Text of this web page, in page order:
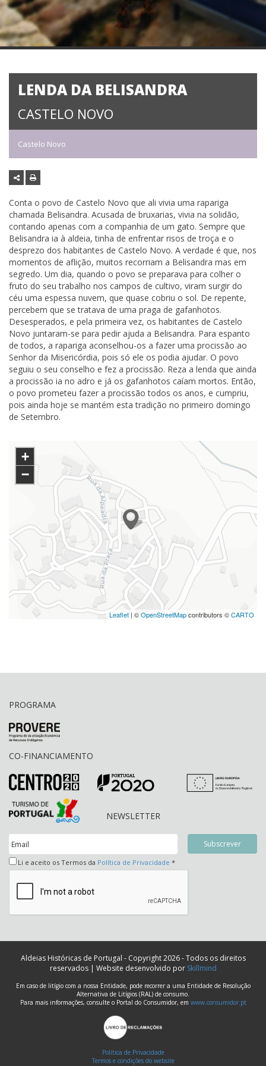
LENDA DA BELISANDRA
CASTELO NOVO
Castelo Novo
Conta o povo de Castelo Novo que ali vivia uma rapariga
chamada Belisandra. Acusada de bruxarias, vivia na solidão,
contando apenas com a companhia de um gato. Sempre que
Belisandra ia à aldeia, tinha de enfrentar risos de troça e o
desprezo dos habitantes de Castelo Novo. A verdade é que, nos
momentos de aflição, muitos recorriam a Belisandra mas em
segredo. Um dia, quando o povo se preparava para colher o
fruto do seu trabalho nos campos de cultivo, viram surgir do
céu uma espessa nuvem, que quase cobriu o sol. De repente,
percebem que se tratava de uma praga de gafanhotos.
Desesperados, e pela primeira vez, os habitantes de Castelo
Novo juntaram-se para pedir ajuda a Belisandra. Para espanto
de todos, a rapariga aconselhou-os a fazer uma procissão ao
Senhor da Misericórdia, pois só ele os podia ajudar. O povo
seguiu o seu conselho e fez a procissão. Reza a lenda que ainda
a procissão ia no adro e já os gafanhotos caíam mortos. Então,
o povo prometeu fazer a procissão todos os anos, e cumpriu,
pois ainda hoje se mantém esta tradição no primeiro domingo
de Setembro.
+
−
Leaflet | ©OpenStreetMapcontributors ©CARTO
PROGRAMA
CO-FINANCIAMENTO
NEWSLETTER
Li e aceito os Termos da Política de Privacidade *
Aldeias Históricas de Portugal - Copyright 2026 - Todos os direitos
reservados | Website desenvolvido por Skillmind
Em caso de litígio com a nossa Entidade, pode recorrer a uma Entidade de Resolução
Alternativa de Litígios (RAL) de consumo.
Para mais informações, consulte o Portal do Consumidor, em www.consumidor.pt
Política de Privacidade
Termos e condições do website